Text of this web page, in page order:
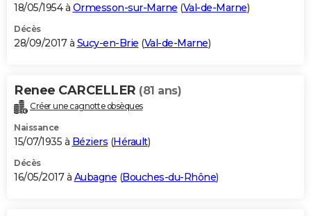
18/05/1954 à Ormesson-sur-Marne (Val-de-Marne)
Décès
28/09/2017 à Sucy-en-Brie (Val-de-Marne)
Renee CARCELLER (81 ans)
Créer une cagnotte obsèques
Naissance
15/07/1935 à Béziers (Hérault)
Décès
16/05/2017 à Aubagne (Bouches-du-Rhône)